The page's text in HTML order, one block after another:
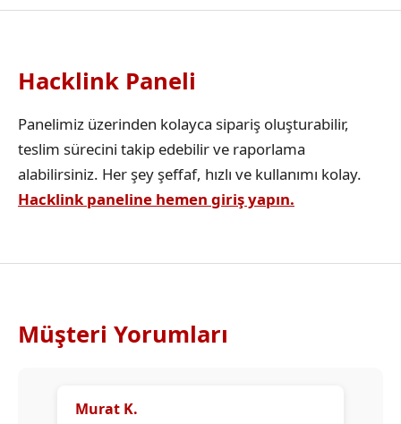
Hacklink Paneli
Panelimiz üzerinden kolayca sipariş oluşturabilir,
teslim sürecini takip edebilir ve raporlama
alabilirsiniz. Her şey şeffaf, hızlı ve kullanımı kolay.
Hacklink paneline hemen giriş yapın.
Müşteri Yorumları
Murat K.